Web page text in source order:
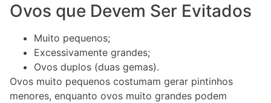
Ovos que Devem Ser Evitados
Muito pequenos;
Excessivamente grandes;
Ovos duplos (duas gemas).
Ovos muito pequenos costumam gerar pintinhos
menores, enquanto ovos muito grandes podem